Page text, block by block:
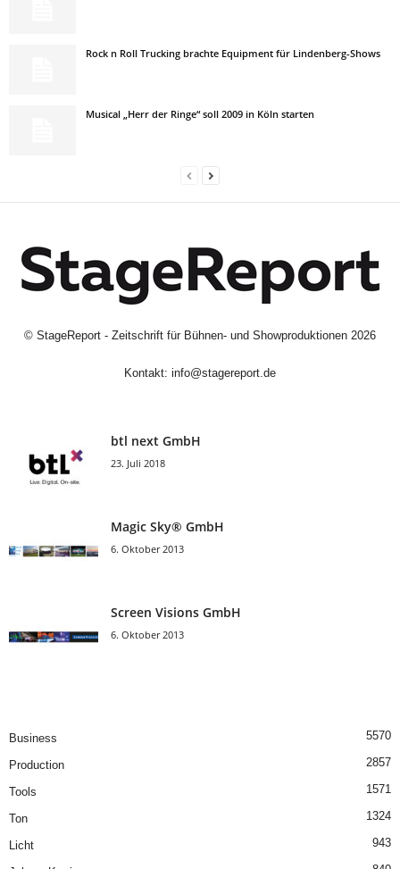
Rock n Roll Trucking brachte Equipment für Lindenberg-Shows
Musical „Herr der Ringe“ soll 2009 in Köln starten
© StageReport - Zeitschrift für Bühnen- und Showproduktionen 2026
Kontakt: info@stagereport.de
btl next GmbH
23. Juli 2018
Magic Sky® GmbH
6. Oktober 2013
Screen Visions GmbH
6. Oktober 2013
Business 5570
Production 2857
Tools 1571
Ton 1324
Licht 943